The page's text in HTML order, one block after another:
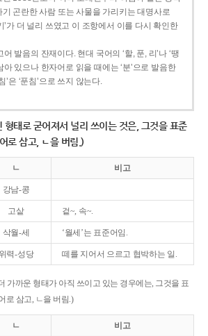
곤란한 사람 또는 사물을 가리키는 대명사로
’가 더 널리 쓰였고 이 조항에서 이를 다시 확인한
어 발음의 잔재이다. 현대 국어의 ‘할, 푼, 리’나 ‘땡
아 있으나 한자어로 읽을 때에는 ‘분’으로 발음한
’은 ‘푼침’으로 쓰지 않는다.
형태로 굳어져서 널리 쓰이는 것은, 그것을 표준
로 삼고, ㄴ을 버림.)
ㄴ 비고
강남-콩
고샅 겉~, 속~.
삭월-세 ‘월세’는 표준어임.
위력-성당 떼를 지어서 으르고 협박하는 일.
가까운 형태가 아직 쓰이고 있는 경우에는, 그것을 표
로 삼고, ㄴ을 버림.)
ㄴ 비고